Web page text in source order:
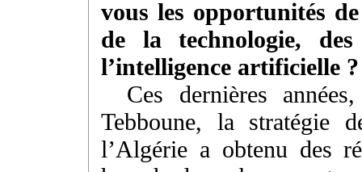
vous les opportunités
de la technologie,
l’intelligence artificielle ?
Ces dernières
Tebboune, la stratégie
l’Algérie a obtenu des